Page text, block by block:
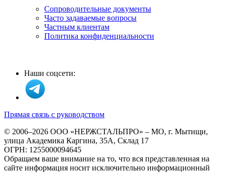
Сопроводительные документы
Часто задаваемые вопросы
Частным клиентам
Политика конфиденциальности
Наши соцсети:
Прямая связь с руководством
© 2006–2026 ООО «НЕРЖСТАЛЬПРО» – МО, г. Мытищи,
улица Академика Каргина, 35А, Склад 17
ОГРН: 1255000094645
Обращаем ваше внимание на то, что вся представленная на
сайте информация носит исключительно информационный